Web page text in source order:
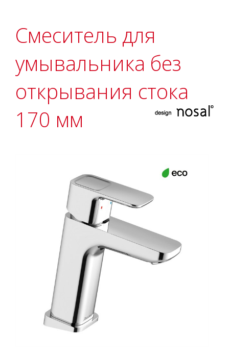
Смеситель для
умывальника без
открывания стока
170 мм